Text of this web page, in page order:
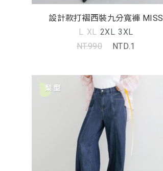
設計款打褶西裝九分寬褲 MISS
L XL 2XL 3XL
NT.990
NTD.1